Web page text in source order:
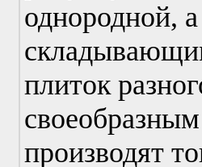
однородной,
плиток
производят